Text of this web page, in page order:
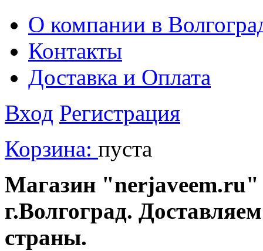
О компании в
Контакты
Доставка и Оплата
Вход Регистрация
Корзина: пуста
Магазин "nerjaveem.ru"
г.Волгоград.
страны.